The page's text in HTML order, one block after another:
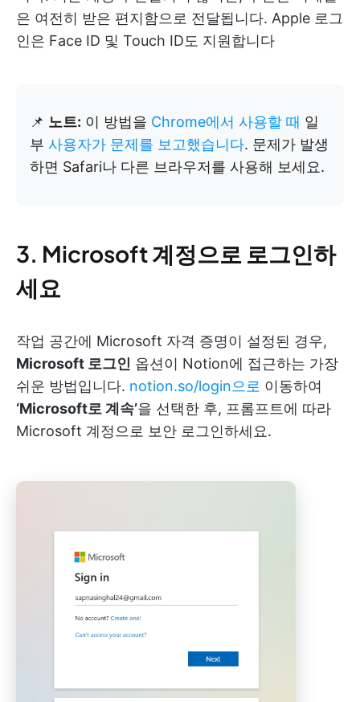
은 여전히 받은 편지함으로 전달됩니다. Apple 로그
인은 Face ID 및 Touch ID도 지원합니다
📌 노트: 이 방법을 Chrome에서 사용할 때 일
부 사용자가 문제를 보고했습니다. 문제가 발생
하면 Safari나 다른 브라우저를 사용해 보세요.
3. Microsoft 계정으로 로그인하
세요
작업 공간에 Microsoft 자격 증명이 설정된 경우,
Microsoft 로그인 옵션이 Notion에 접근하는 가장
쉬운 방법입니다. notion.so/login으로 이동하여
‘Microsoft로 계속’을 선택한 후, 프롬프트에 따라
Microsoft 계정으로 보안 로그인하세요.